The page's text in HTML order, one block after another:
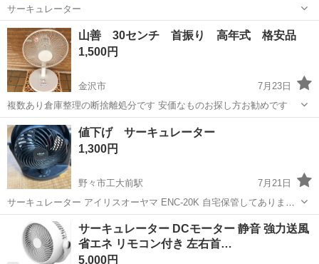
サーキュレーター
石川 河北郡 本津幡駅 季節、空調家電
サーキュレーター
山善 30センチ 首振り 高年式 格安品
1,500円
金沢市
7月23日
複数あり倉庫整理の断捨離処分です 安価なものお探し方お勧めです
石川 金沢市 季節、空調家電
値下げ サーキュレーター
1,300円
野々市工大前駅
7月21日
サーキュレーター アイリスオーヤマ ENC-20K 自宅保管してありまし
た。石川 金沢市 野々市工大前駅 季節、空調家電
サーキュレーター DCモーター 静音 強力送風
省エネ リモコン付き 左右首…
5,000円